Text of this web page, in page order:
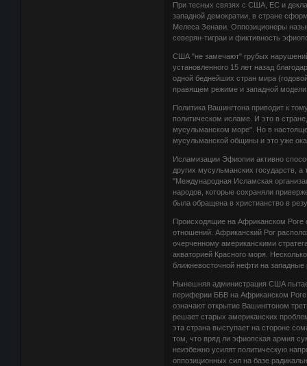
При тесных связях с США, ЕС и
западной демократии, в стране
Мелеса Зенави. Оппозиционеры
северян-тиграи и фиктивность
США "не замечают" грубых
установленного 15 лет назад
одной беднейших стран мира
правящем режиме и западной модели
Политика Вашингтона приводит к
политическом исламе. И это в
мусульманском море". Но в
мусульманской общины и это уже
Исламизации Эфиопии активно
других мусульманских государств,
"Международная Исламская
народов, которые сохраняли
была обращена в христианство в
Происходящие на Африканском Роге
отношений. Африканский Рог
очерченному американскими
акваторией Красного моря.
ближневосточной нефти на
Нынешняя администрация США
периферии ББВ на Африканском
означают открытие Вашингтоном
решает старых американских
эта страна выступает на стороне
том, что вряд ли эфиопская армия
неизбежно усилят политическую
оппозиционных сил на базе